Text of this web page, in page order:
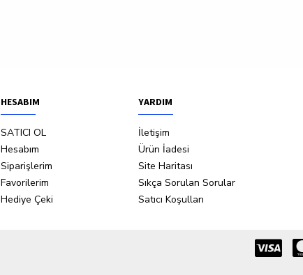
HESABIM
SATICI OL
Hesabım
Siparişlerim
Favorilerim
Hediye Çeki
YARDIM
İletişim
Ürün İadesi
Site Haritası
Sıkça Sorulan Sorular
Satıcı Koşulları